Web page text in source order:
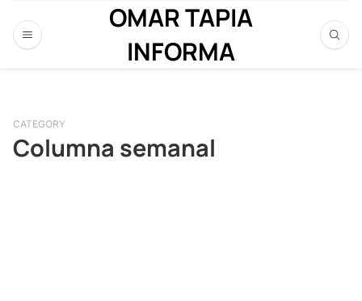
OMAR TAPIA
INFORMA
CATEGORY
Columna semanal